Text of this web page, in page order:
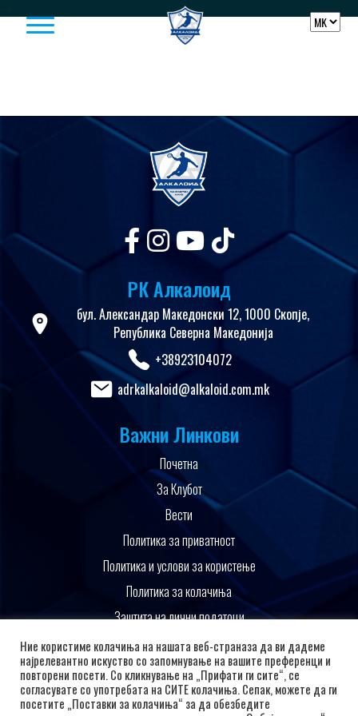
Skip to content
-->
РК Алкалоид
бул. Александар Македонски 12, 1000 Скопје,
Република Северна Македонија
+38923104072
adrkalkaloid@alkaloid.com.mk
Важни Линкови
Почетна
За Клубот
Вести
Политика за приватност
Политика и услови за користење
Политика за колачиња
Заштита на лични податоци
Поддржано од
Ние користиме колачиња на нашата веб-страназа да ви дадеме
најрелевантно искуство со запомнување на вашите преференци и
повторени посети. Со кликнување на „Прифати ги сите“, се
согласувате со употребата на СИТЕ колачиња. Сепак, можете да ги
посетите „Поставки за колачиња“ за да обезбедите